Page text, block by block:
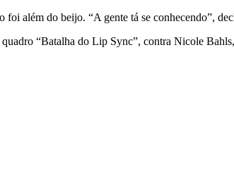
além do beijo. “A gente tá se conhecendo”,
“Batalha do Lip Sync”, contra Nicole